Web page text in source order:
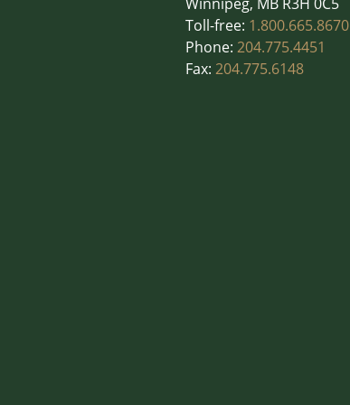
Toll-free: 1.800.665.8670
Phone: 204.775.4451
Fax: 204.775.6148